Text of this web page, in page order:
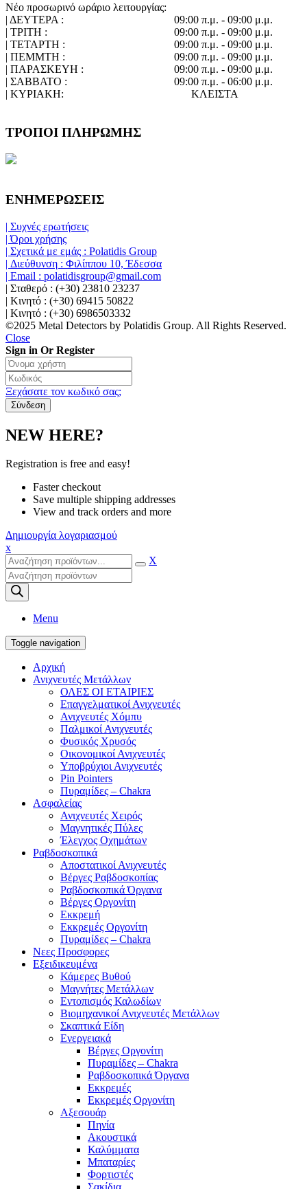
Νέο προσωρινό ωράριο λειτουργίας:
| ΔΕΥΤΕΡΑ :
09:00 π.μ. - 09:00 μ.μ.
| ΤΡΙΤΗ :
09:00 π.μ. - 09:00 μ.μ.
| ΤΕΤΑΡΤΗ :
09:00 π.μ. - 09:00 μ.μ.
| ΠΕΜΜΤΗ :
09:00 π.μ. - 09:00 μ.μ.
| ΠΑΡΑΣΚΕΥΗ :
09:00 π.μ. - 09:00 μ.μ.
| ΣΑΒΒΑΤΟ :
09:00 π.μ. - 06:00 μ.μ.
| ΚΥΡΙΑΚΗ:
ΚΛΕΙΣΤΑ
ΤΡΟΠΟΙ ΠΛΗΡΩΜΗΣ
ΕΝΗΜΕΡΩΣΕΙΣ
| Συχνές ερωτήσεις
| Όροι χρήσης
| Σχετικά με εμάς : Polatidis Group
| Διεύθυνση : Φιλίππου 10, Έδεσσα
| Email : polatidisgroup@gmail.com
| Σταθερό : (+30) 23810 23237
| Κινητό : (+30) 69415 50822
| Κινητό : (+30) 6986503332
©2025 Metal Detectors by Polatidis Group. All Rights Reserved.
Close
Sign in Or Register
Ξεχάσατε τον κωδικό σας;
NEW HERE?
Registration is free and easy!
Faster checkout
Save multiple shipping addresses
View and track orders and more
Δημιουργία λογαριασμού
x
X
Products
search
Menu
Toggle navigation
Αρχική
Ανιχνευτές Μετάλλων
ΟΛΕΣ ΟΙ ΕΤΑΙΡΙΕΣ
Επαγγελματικοί Ανιχνευτές
Ανιχνευτές Χόμπυ
Παλμικοί Ανιχνευτές
Φυσικός Χρυσός
Οικονομικοί Ανιχνευτές
Υποβρύχιοι Ανιχνευτές
Pin Pointers
Πυραμίδες – Chakra
Ασφαλείας
Ανιχνευτές Χειρός
Μαγνητικές Πύλες
Έλεγχος Οχημάτων
Ραβδοσκοπικά
Αποστατικοί Ανιχνευτές
Βέργες Ραβδοσκοπίας
Ραβδοσκοπικά Όργανα
Βέργες Οργονίτη
Εκκρεμή
Εκκρεμές Οργονίτη
Πυραμίδες – Chakra
Νεες Προσφορες
Εξειδικευμένα
Κάμερες Βυθού
Μαγνήτες Μετάλλων
Εντοπισμός Καλωδίων
Βιομηχανικοί Ανιχνευτές Μετάλλων
Σκαπτικά Είδη
Ενεργειακά
Βέργες Οργονίτη
Πυραμίδες – Chakra
Ραβδοσκοπικά Όργανα
Εκκρεμές
Εκκρεμές Οργονίτη
Αξεσουάρ
Πηνία
Ακουστικά
Καλύμματα
Μπαταρίες
Φορτιστές